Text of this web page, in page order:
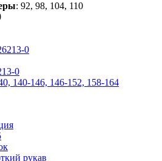
: 92, 98, 104, 110
0
140-146, 146-152, 158-164
рукав